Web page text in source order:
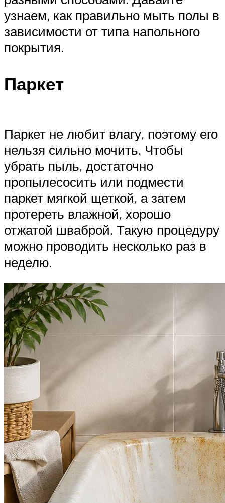
узнаем, как правильно мыть полы в
зависимости от типа напольного
покрытия.
Паркет
Паркет не любит влагу, поэтому его
нельзя сильно мочить. Чтобы
убрать пыль, достаточно
пропылесосить или подмести
паркет мягкой щеткой, а затем
протереть влажной, хорошо
отжатой шваброй. Такую процедуру
можно проводить несколько раз в
неделю.